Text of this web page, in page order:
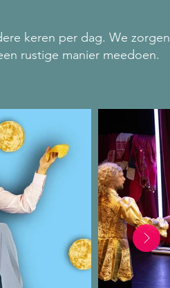
keren per dag. We zorgen
rustige manier meedoen.